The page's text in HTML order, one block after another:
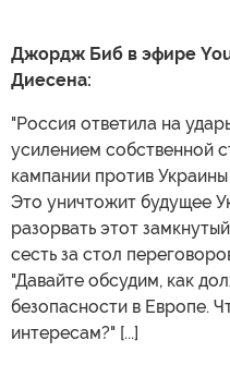
Джордж Биб в эфире
Диесена:
"Россия ответила на
усилением собственной
кампании против
Это уничтожит будущее
разорвать этот
сесть за стол
"Давайте обсудим, как
безопасности в Европе.
интересам?" [...]